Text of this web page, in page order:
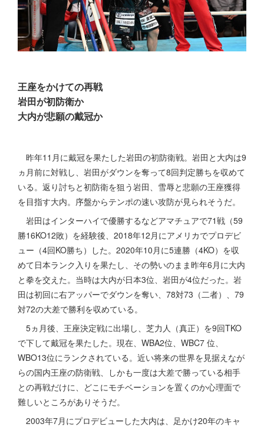
王座をかけての再戦
岩田が初防衛か
大内が悲願の戴冠か
昨年11月に戴冠を果たした岩田の初防衛戦。岩田と大内は9
ヵ月前に対戦し、岩田がダウンを奪って8回判定勝ちを収めて
いる。返り討ちと初防衛を狙う岩田、雪辱と悲願の王座獲得
を目指す大内。序盤からテンポの速い攻防が見られそうだ。
岩田はインターハイで優勝するなどアマチュアで71戦（59
勝16KO12敗）を経験後、2018年12月にアメリカでプロデビ
ュー（4回KO勝ち）した。2020年10月に5連勝（4KO）を収
めて日本ランク入りを果たし、その勢いのまま昨年6月に大内
と拳を交えた。当時は大内が日本3位、岩田が4位だった。岩
田は初回に右アッパーでダウンを奪い、78対73（二者）、79
対72の大差で勝利を収めている。
5ヵ月後、王座決定戦に出場し、芝力人（真正）を9回TKO
で下して戴冠を果たした。現在、WBA2位、WBC7 位、
WBO13位にランクされている。近い将来の世界を見据えなが
らの国内王座の防衛戦、しかも一度は大差で勝っている相手
との再戦だけに、どこにモチベーションを置くのか心理面で
難しいところがありそうだ。
2003年7月にプロデビューした大内は、足かけ20年のキャ